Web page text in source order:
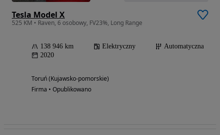
Tesla Model X
525 KM • Raven, 6 osobowy, FV23%, Long Range
138 946 km Elektryczny
Automatyczna
2020
Toruń (Kujawsko-pomorskie)
Firma • Opublikowano